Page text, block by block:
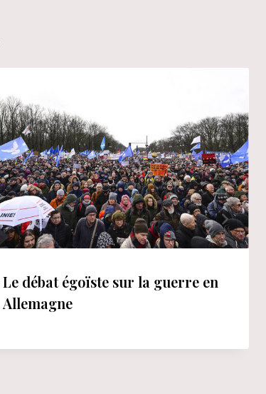
Le débat égoïste sur la guerre en
Allemagne